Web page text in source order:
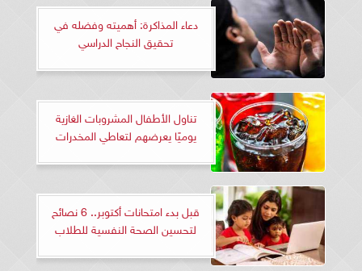
دعاء المذاكرة: أهميته وفضله في
تحقيق النجاح الدراسي
تناول الأطفال المشروبات الغازية
يوميًا يعرضهم لتعاطي المخدرات
قبل بدء امتحانات أكتوبر.. 6 نصائح
لتحسين الصحة النفسية للطلاب